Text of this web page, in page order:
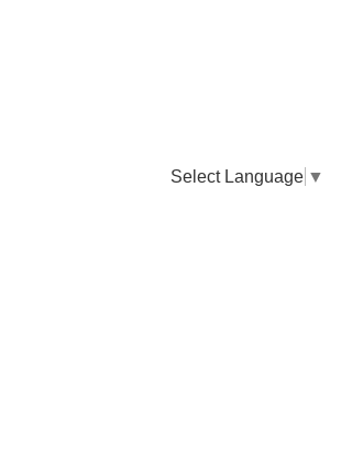
Select Language ▼